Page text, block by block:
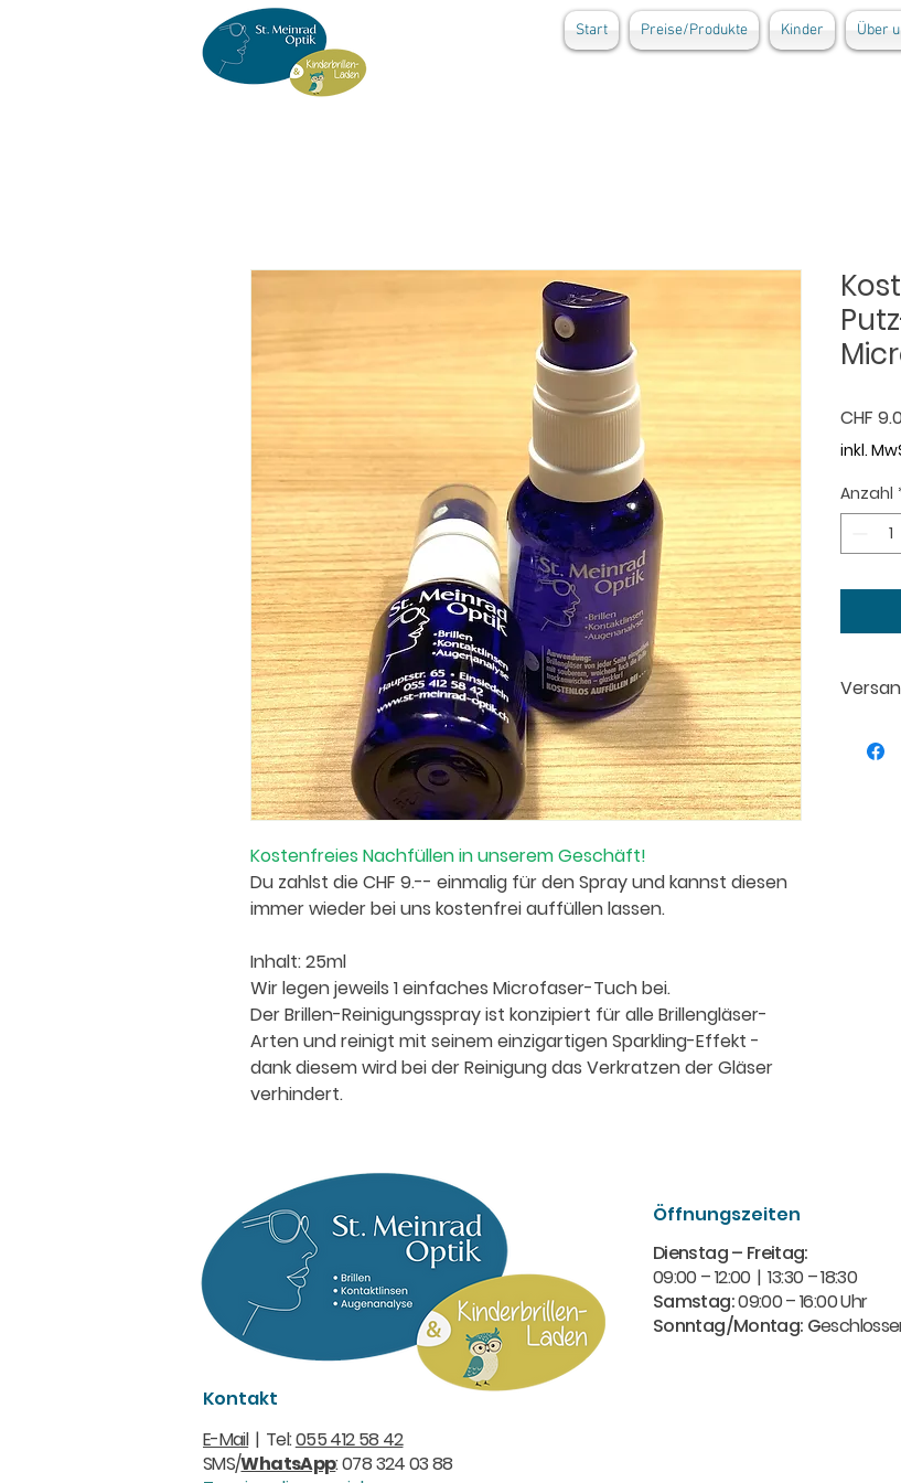
Start Preise/Produkte Kinder Über
Kostenfreies Nachfüllen in unserem Geschäft!
Du zahlst die CHF 9.-- einmalig für den Spray und kannst diesen
immer wieder bei uns kostenfrei auffüllen lassen.
Inhalt: 25ml
Wir legen jeweils 1 einfaches Microfaser-Tuch bei.
Der Brillen-Reinigungsspray ist konzipiert für alle Brillengläser-
Arten und reinigt mit seinem einzigartigen Sparkling-Effekt -
dank diesem wird bei der Reinigung das Verkratzen der Gläser
verhindert.
CHF
inkl.
Anzahl
Kontakt
E-Mail| Tel:055 412 58 42
SMS/WhatsApp: 078 324 03 88
Öffnungszeiten
Dienstag – Freitag:
09:00 – 12:00 | 13:30 – 18:30​
Samstag:09:00 – 16:00 Uhr
Sonntag/Montag: G